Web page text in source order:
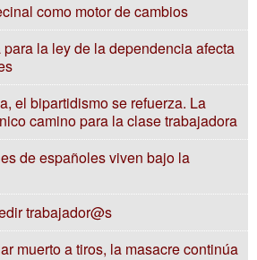
como motor de cambios
la ley de la dependencia afecta
el bipartidismo se refuerza. La
camino para la clase trabajadora
de españoles viven bajo la
trabajador@s
muerto a tiros, la masacre continúa